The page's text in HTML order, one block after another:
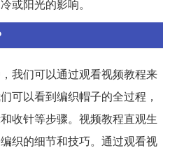
或阳光的影响。
我们可以通过观看视频教程来
可以看到编织帽子的全过程，
收针等步骤。视频教程直观生
织的细节和技巧。通过观看视